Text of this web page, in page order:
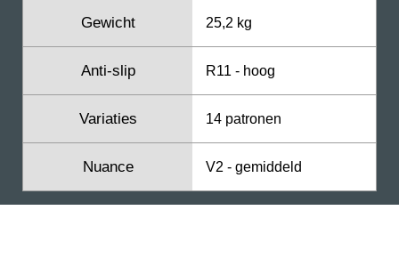
Gewicht 25,2 kg
Anti-slip R11 - hoog
Variaties 14 patronen
Nuance V2 - gemiddeld